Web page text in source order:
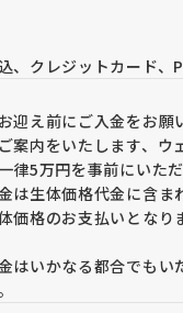
、クレジットカード、
迎え前にご入金をお願
案内をいたします、ウ
律5万円を事前にいただ
は生体価格代金に含ま
価格のお支払いとなり
はいかなる都合でもい